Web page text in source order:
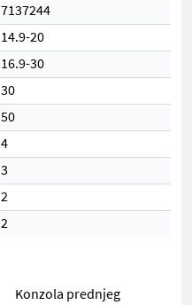
7137244
14.9-20
16.9-30
30
50
4
3
2
2
Konzola prednjeg